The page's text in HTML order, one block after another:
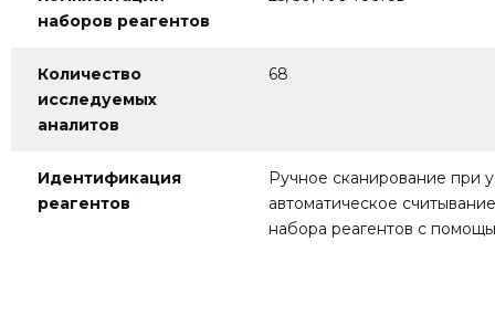
наборов реагентов
Количество
исследуемых
аналитов
68
Идентификация
реагентов
Ручное сканирование при
автоматическое
набора реагентов с